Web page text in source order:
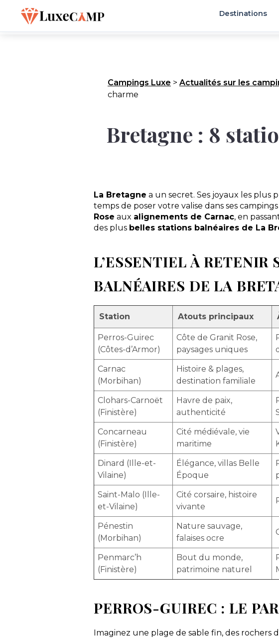
Destinations
Campings Luxe > Actualités sur les
charme
Bretagne : 8
La Bretagne a un secret. Ses joyaux les plus
temps de poser votre valise dans ses
Rose aux alignements de Carnac, en
des plus belles stations balnéaires de La
L’ESSENTIEL À RETENIR
BALNÉAIRES DE LA
Station Atouts principaux
Perros-Guirec
(Côtes-d’Armor)
Côte de Granit Rose,
paysages uniques
Carnac
(Morbihan)
Histoire & plages,
destination familiale
Clohars-Carnoët
(Finistère)
Havre de paix,
authenticité
Concarneau
(Finistère)
Cité médiévale, vie
maritime
Dinard (Ille-et-
Vilaine)
Élégance, villas Belle
Époque
Saint-Malo (Ille-
et-Vilaine)
Cité corsaire, histoire
vivante
Pénestin
(Morbihan)
Nature sauvage,
falaises ocre
Penmarc’h
(Finistère)
Bout du monde,
patrimoine naturel
PERROS-GUIREC : LE
Imaginez une plage de sable fin, des rochers